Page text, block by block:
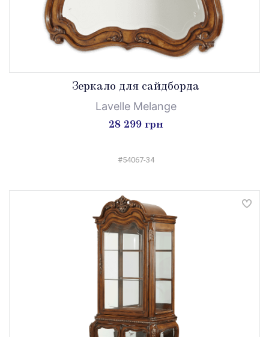
Зеркало для сайдборда
Lavelle Melange
28 299 грн
#54067-34